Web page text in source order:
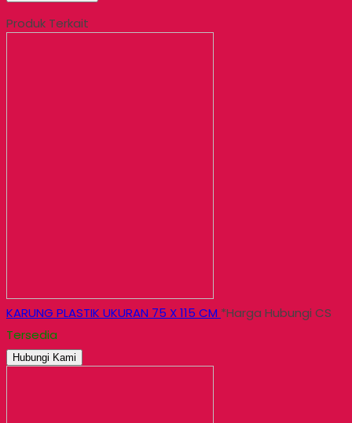
Produk Terkait
KARUNG PLASTIK UKURAN 75 X 115 CM *Harga Hubungi CS
Tersedia
Hubungi Kami